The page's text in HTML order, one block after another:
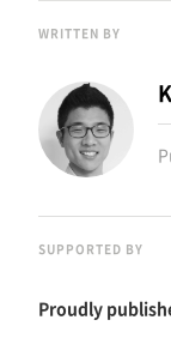
WRITTEN BY
SUPPORTED BY
Proudly